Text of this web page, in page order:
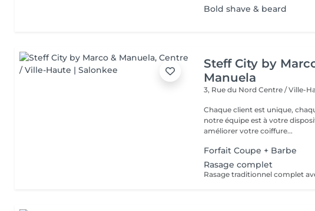
Bold shave & beard
Steff City by
Manuela
3, Rue du NordCentre / Ville-
Chaque client est unique,
notre équipe est à votre
améliorer votre coiffure...
Forfait Coupe + Barbe
Rasage complet
Rasage traditionnel complet